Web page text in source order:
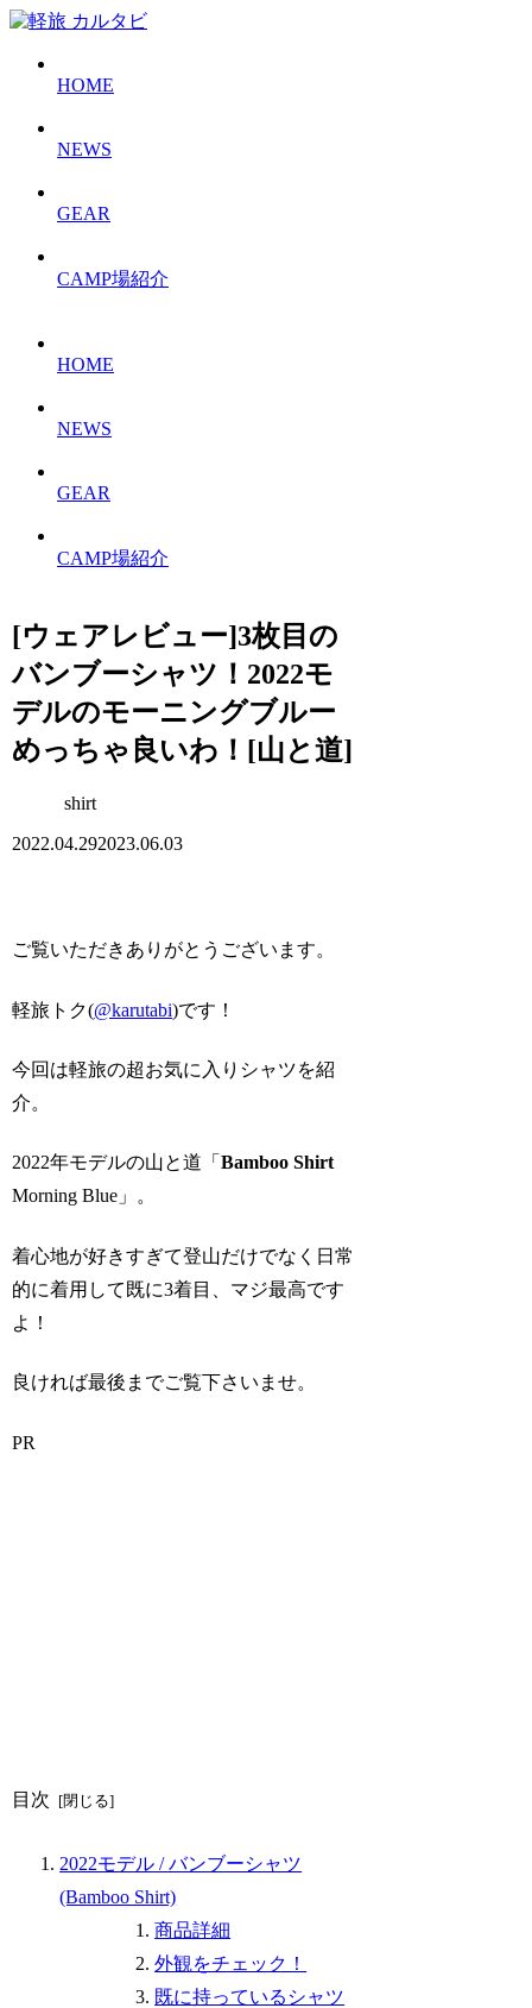
HOME
NEWS
GEAR
CAMP場紹介
HOME
NEWS
GEAR
CAMP場紹介
[ウェアレビュー]3枚目の
バンブーシャツ！2022モ
デルのモーニングブルー
めっちゃ良いわ！[山と道]
shirt
2022.04.292023.06.03
ご覧いただきありがとうございます。
軽旅トク(@karutabi)です！
今回は軽旅の超お気に入りシャツを紹
介。
2022年モデルの山と道「Bamboo Shirt
Morning Blue」。
着心地が好きすぎて登山だけでなく日常
的に着用して既に3着目、マジ最高です
よ！
良ければ最後までご覧下さいませ。
PR
目次
2022モデル / バンブーシャツ
(Bamboo Shirt)
商品詳細
外観をチェック！
既に持っているシャツ